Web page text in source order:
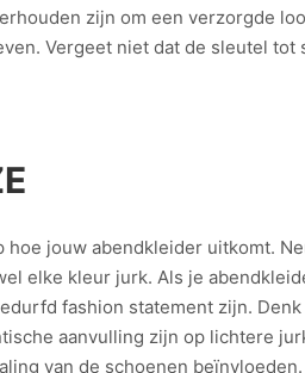
zijn om een verzorgde
Vergeet niet dat de sleutel tot
jouw abendkleider uitkomt.
elke kleur jurk. Als je
fashion statement zijn.
aanvulling zijn op lichtere
van de schoenen